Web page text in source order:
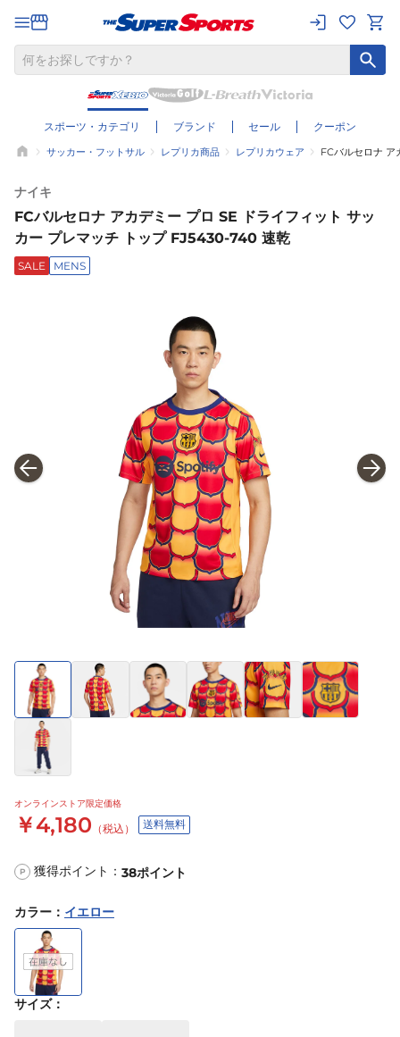
スポーツ・カテゴリ ブランド セール クーポン
サッカー・フットサル レプリカ商品 レプリカウェア FCバルセロナ ア
ナイキ
FCバルセロナ アカデミー プロ SE ドライフィット サッ
カー プレマッチ トップ FJ5430-740 速乾
SALE MENS
オンラインストア限定価格
￥4,180 （税込） 送料無料
P 獲得ポイント： 38ポイント
カラー ： イエロー
サイズ：